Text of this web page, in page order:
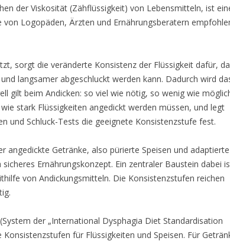
der Viskosität (Zähflüssigkeit) von Lebensmitteln, ist
Logopäden, Ärzten und Ernährungsberatern
sorgt die veränderte Konsistenz der Flüssigkeit dafür,
langsamer abgeschluckt werden kann. Dadurch wird
gilt beim Andicken: so viel wie nötig, so wenig wie
stark Flüssigkeiten angedickt werden müssen, und legt
und Schluck-Tests die geeignete Konsistenzstufe fest.
angedickte Getränke, also pürierte Speisen und adaptierte
Ernährungskonzept. Ein zentraler Baustein dabei
von Andickungsmitteln. Die Konsistenzstufen reichen
der „International Dysphagia Diet Standardisation
für Flüssigkeiten und Speisen. Für